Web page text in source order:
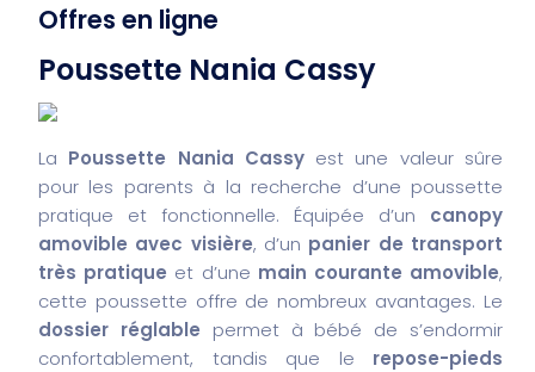
Offres en ligne
Poussette Nania Cassy
La Poussette Nania Cassyest une valeur sûre
pour les parents à la recherche d’une poussette
pratique et fonctionnelle. Équipée d’un canopy
amovible avec visière, d’un panier de transport
très pratique et d’une main courante amovible,
cette poussette offre de nombreux avantages. Le
dossier réglable permet à bébé de s’endormir
confortablement, tandis que le repose-pieds